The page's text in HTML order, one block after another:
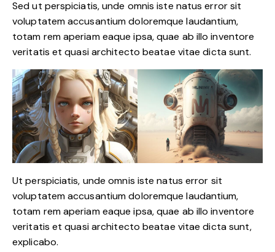
Sed ut perspiciatis, unde omnis iste natus error sit
voluptatem accusantium doloremque laudantium,
totam rem aperiam eaque ipsa, quae ab illo inventore
veritatis et quasi architecto beatae vitae dicta sunt.
Ut perspiciatis, unde omnis iste natus error sit
voluptatem accusantium doloremque laudantium,
totam rem aperiam eaque ipsa, quae ab illo inventore
veritatis et quasi architecto beatae vitae dicta sunt,
explicabo.